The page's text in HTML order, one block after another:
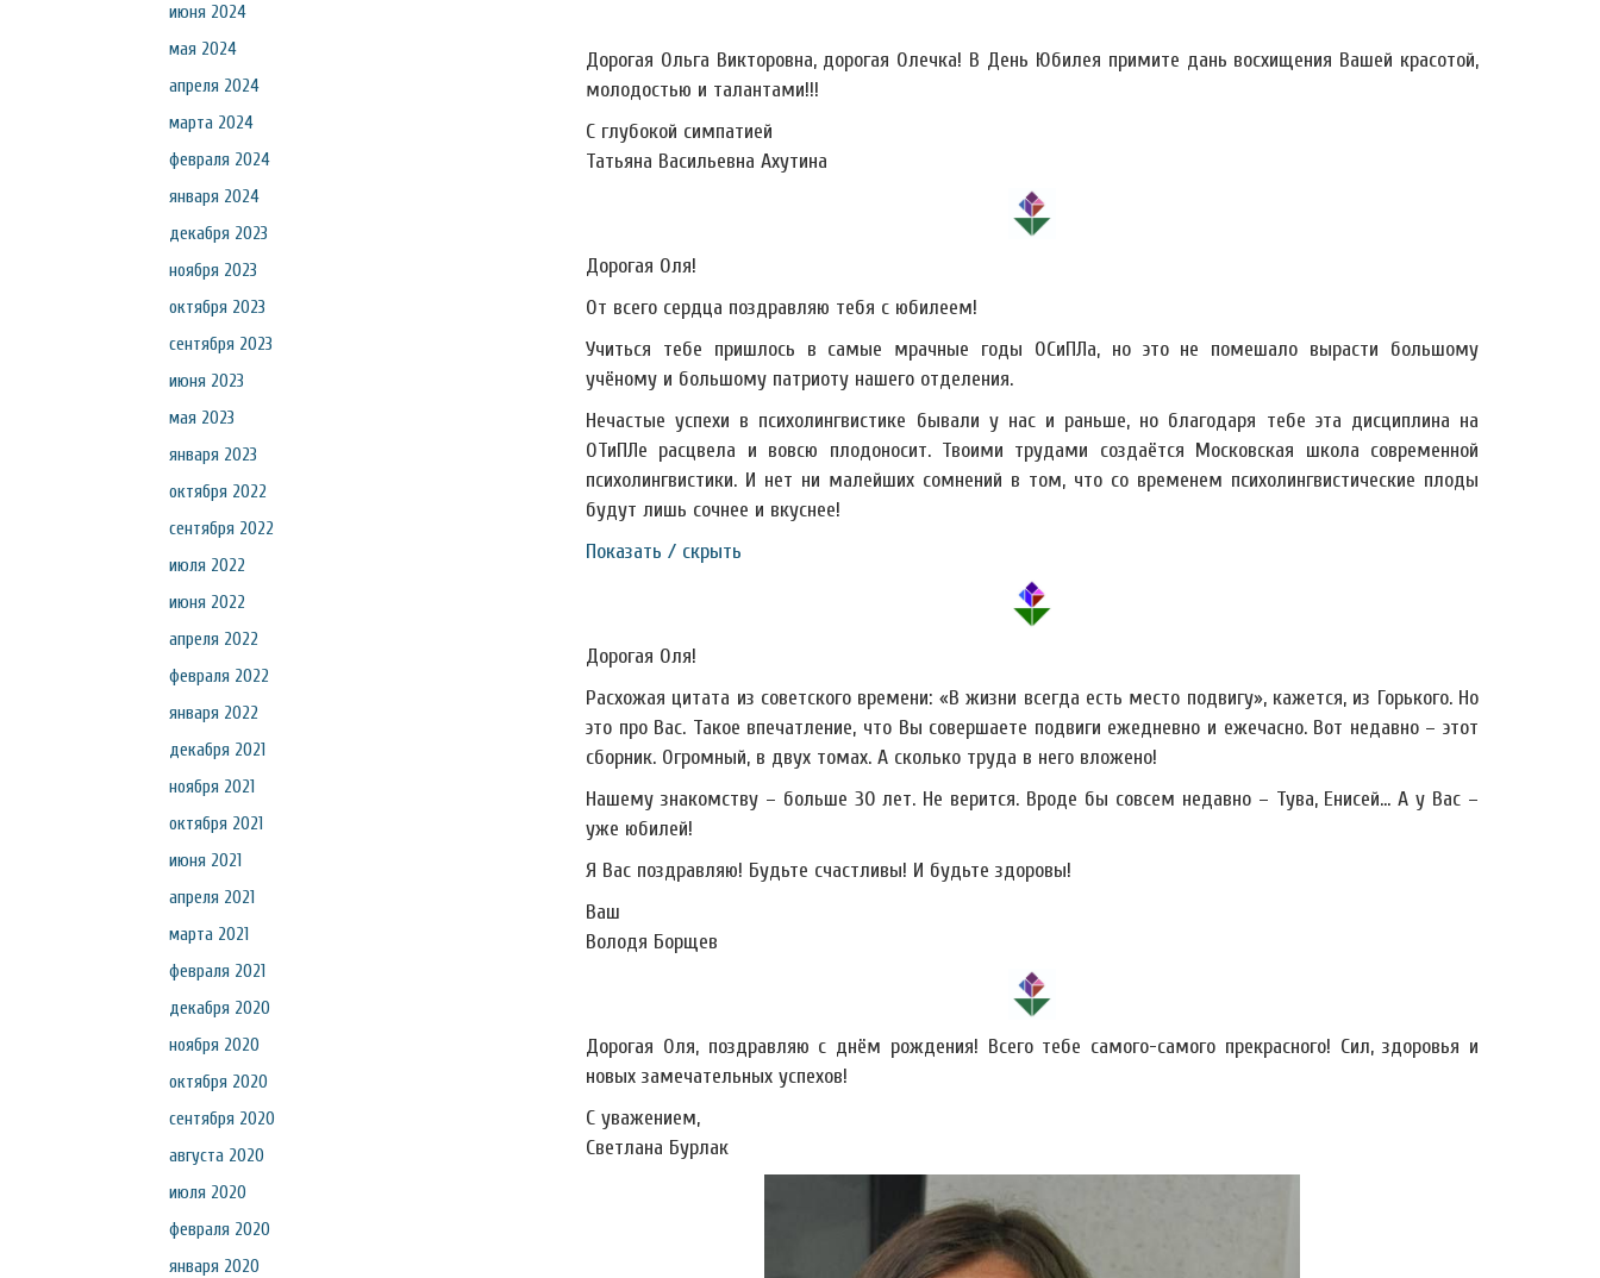
июня 2024
мая 2024
апреля 2024
марта 2024
февраля 2024
января 2024
декабря 2023
ноября 2023
октября 2023
сентября 2023
июня 2023
мая 2023
января 2023
октября 2022
сентября 2022
июля 2022
июня 2022
апреля 2022
февраля 2022
января 2022
декабря 2021
ноября 2021
октября 2021
июня 2021
апреля 2021
марта 2021
февраля 2021
декабря 2020
ноября 2020
октября 2020
сентября 2020
августа 2020
июля 2020
февраля 2020
января 2020
Дорогая Ольга Викторовна, дорогая Олечка! В День Юбилея примите дань восхищения Вашей красотой,
молодостью и талантами!!!
С глубокой симпатией
Татьяна Васильевна Ахутина
Дорогая Оля!
От всего сердца поздравляю тебя с юбилеем!
Учиться тебе пришлось в самые мрачные годы ОСиПЛа, но это не помешало вырасти большому
учёному и большому патриоту нашего отделения.
Нечастые успехи в психолингвистике бывали у нас и раньше, но благодаря тебе эта дисциплина на
ОТиПЛе расцвела и вовсю плодоносит. Твоими трудами создаётся Московская школа современной
психолингвистики. И нет ни малейших сомнений в том, что со временем психолингвистические плоды
будут лишь сочнее и вкуснее!
Показать / скрыть
Дорогая Оля!
Расхожая цитата из советского времени: «В жизни всегда есть место подвигу», кажется, из Горького. Но
это про Вас. Такое впечатление, что Вы совершаете подвиги ежедневно и ежечасно. Вот недавно – этот
сборник. Огромный, в двух томах. А сколько труда в него вложено!
Нашему знакомству – больше 30 лет. Не верится. Вроде бы совсем недавно – Тува, Енисей… А у Вас –
уже юбилей!
Я Вас поздравляю! Будьте счастливы! И будьте здоровы!
Ваш
Володя Борщев
Дорогая Оля, поздравляю с днём рождения! Всего тебе самого-самого прекрасного! Сил, здоровья и
новых замечательных успехов!
С уважением,
Светлана Бурлак